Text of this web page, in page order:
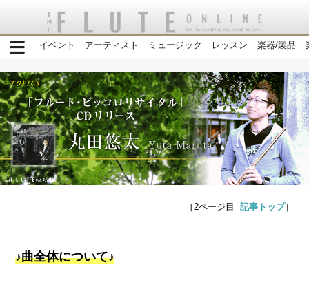
イベント アーティスト ミュージック レッスン 楽器/製品
［2ページ目│ 記事トップ］
♪曲全体について♪